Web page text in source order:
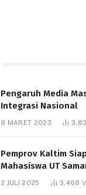
Pengaruh Media
Integrasi Nasional
8 MARET 2023
Pemprov Kaltim
Mahasiswa UT
Bantuan Pendidikan
2 JULI 2025 3,468